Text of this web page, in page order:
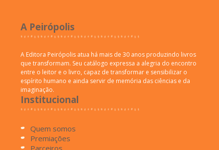
A Peirópolis
A Editora Peirópolis atua há mais de 30 anos produzindo livros
que transformam. Seu catálogo expressa a alegria do encontro
entre o leitor e o livro, capaz de transformar e sensibilizar o
espírito humano e ainda servir de memória das ciências e da
imaginação.
Institucional
Quem somos
Premiações
Parceiros